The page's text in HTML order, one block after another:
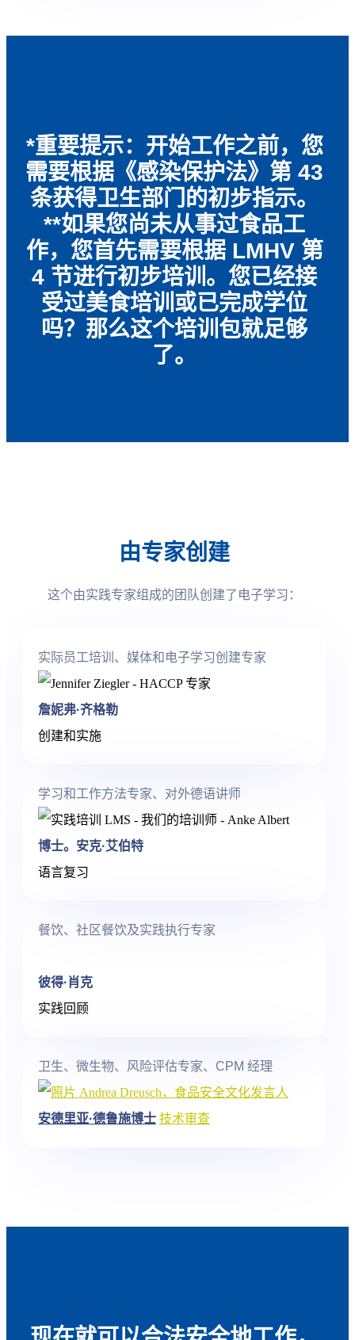
*重要提示：开始工作之前，您
需要根据《感染保护法》第 43
条获得卫生部门的初步指示。
**如果您尚未从事过食品工
作，您首先需要根据 LMHV 第
4 节进行初步培训。您已经接
受过美食培训或已完成学位
吗？那么这个培训包就足够
了。
由专家创建
这个由实践专家组成的团队创建了电子学习：
实际员工培训、媒体和电子学习创建专家
詹妮弗·齐格勒
创建和实施
学习和工作方法专家、对外德语讲师
博士。安克·艾伯特
语言复习
餐饮、社区餐饮及实践执行专家
彼得·肖克
实践回顾
卫生、微生物、风险评估专家、CPM 经理
安德里亚·德鲁施博士 技术审查